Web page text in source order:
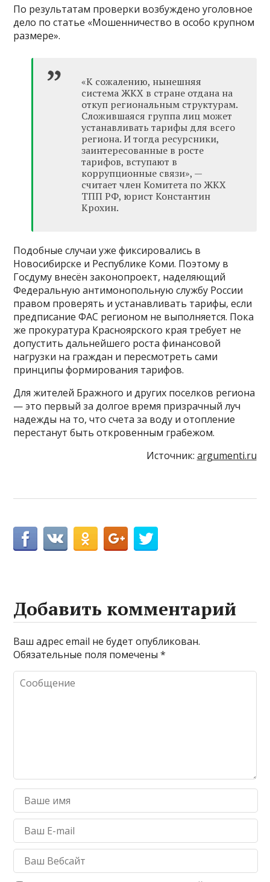
По результатам проверки возбуждено уголовное
дело по статье «Мошенничество в особо крупном
размере».
«К сожалению, нынешняя
система ЖКХ в стране отдана на
откуп региональным структурам.
Сложившаяся группа лиц может
устанавливать тарифы для всего
региона. И тогда ресурсники,
заинтересованные в росте
тарифов, вступают в
коррупционные связи», —
считает член Комитета по ЖКХ
ТПП РФ, юрист Константин
Крохин.
Подобные случаи уже фиксировались в
Новосибирске и Республике Коми. Поэтому в
Госдуму внесён законопроект, наделяющий
Федеральную антимонопольную службу России
правом проверять и устанавливать тарифы, если
предписание ФАС регионом не выполняется. Пока
же прокуратура Красноярского края требует не
допустить дальнейшего роста финансовой
нагрузки на граждан и пересмотреть сами
принципы формирования тарифов.
Для жителей Бражного и других поселков региона
— это первый за долгое время призрачный луч
надежды на то, что счета за воду и отопление
перестанут быть откровенным грабежом.
Источник: argumenti.ru
Добавить комментарий
Ваш адрес email не будет опубликован.
Обязательные поля помечены*